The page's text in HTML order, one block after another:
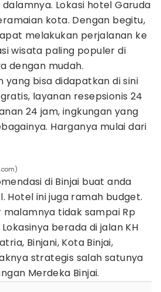
Lokasi hotel Garuda
kota. Dengan begitu,
melakukan perjalanan ke
wisata paling populer di
dengan mudah.
yang bisa didapatkan di sini
layanan resepsionis 24
24 jam, ingkungan yang
Harganya mulai dari
di Binjai buat anda
Hotel ini juga ramah budget.
tidak sampai Rp
berada di jalan KH
Binjani, Kota Binjai,
strategis salah satunya
Merdeka Binjai.